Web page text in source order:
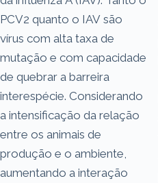
PCV2 quanto o IAV são
vírus com alta taxa de
mutação e com capacidade
de quebrar a barreira
interespécie. Considerando
a intensificação da relação
entre os animais de
produção e o ambiente,
aumentando a interação